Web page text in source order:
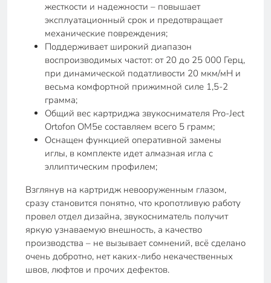
жесткости и надежности – повышает
эксплуатационный срок и предотвращает
механические повреждения;
Поддерживает широкий диапазон
воспроизводимых частот: от 20 до 25 000 Герц,
при динамической податливости 20 мкм/мН и
весьма комфортной прижимной силе 1,5-2
грамма;
Общий вес картриджа звукоснимателя Pro-Ject
Ortofon OM5e составляем всего 5 грамм;
Оснащен функцией оперативной замены
иглы, в комплекте идет алмазная игла с
эллиптическим профилем;
Взглянув на картридж невооруженным глазом,
сразу становится понятно, что кропотливую работу
провел отдел дизайна, звукосниматель получит
яркую узнаваемую внешность, а качество
производства – не вызывает сомнений, всё сделано
очень добротно, нет каких-либо некачественных
швов, люфтов и прочих дефектов.